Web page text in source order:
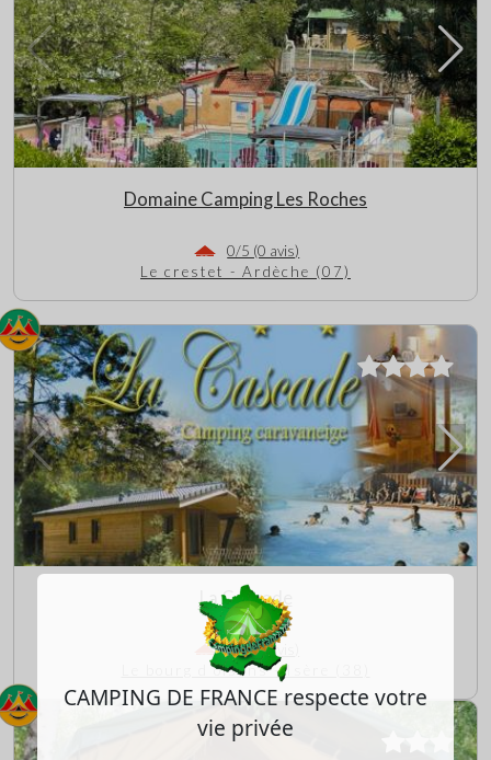
CAMPING DE FRANCE respecte votre
vie privée
Domaine Camping Les Roches
0/5 (0 avis)
Le crestet - Ardèche (07)
La Cascade
0/5 (0 avis)
Le bourg d oisans - Isère (38)